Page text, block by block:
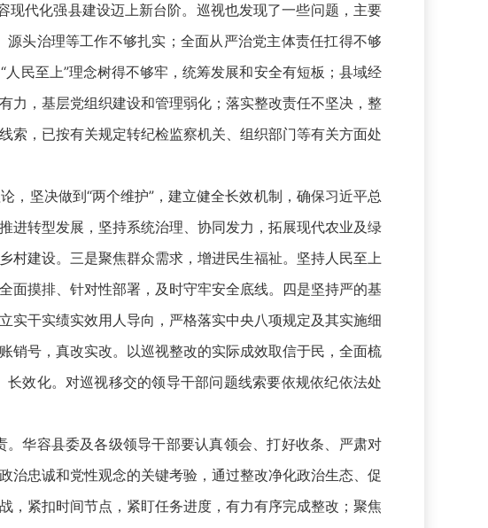
现代化强县建设迈上新台阶。巡视也发现了一些问题，主要
头治理等工作不够扎实；全面从严治党主体责任扛得不够
民至上”理念树得不够牢，统筹发展和安全有短板；县域经
力，基层党组织建设和管理弱化；落实整改责任不坚决，整
索，已按有关规定转纪检监察机关、组织部门等有关方面处
坚决做到“两个维护”，建立健全长效机制，确保习近平总
进转型发展，坚持系统治理、协同发力，拓展现代农业及绿
村建设。三是聚焦群众需求，增进民生福祉。坚持人民至上
面摸排、针对性部署，及时守牢安全底线。四是坚持严的基
实干实绩实效用人导向，严格落实中央八项规定及其实施细
销号，真改实改。以巡视整改的实际成效取信于民，全面梳
效化。对巡视移交的领导干部问题线索要依规依纪依法处
华容县委及各级领导干部要认真领会、打好收条、严肃对
治忠诚和党性观念的关键考验，通过整改净化政治生态、促
，紧扣时间节点，紧盯任务进度，有力有序完成整改；聚焦